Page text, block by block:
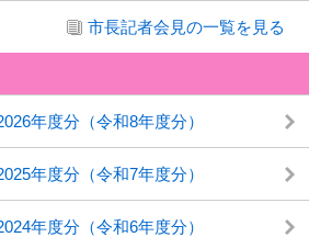
市長記者会見の一覧を見る
年度分（令和8年度分）
年度分（令和7年度分）
年度分（令和6年度分）